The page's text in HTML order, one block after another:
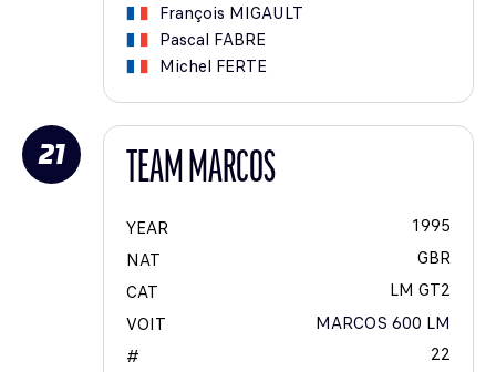
François MIGAULT
Pascal FABRE
Michel FERTE
21 TEAM MARCOS
YEAR
1995
NAT
GBR
CAT
LM GT2
VOIT
MARCOS 600 LM
#
22